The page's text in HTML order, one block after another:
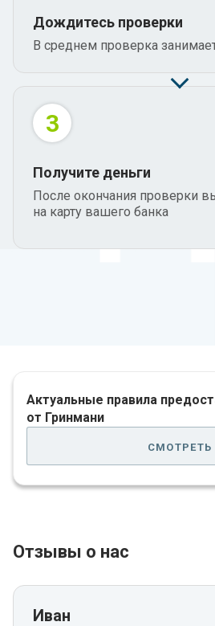
Дождитесь проверки
В среднем проверка
3
Получите деньги
После окончания проверки
на карту вашего банка
Актуальные правила
от Гринмани
смотреть
Отзывы о нас
Иван